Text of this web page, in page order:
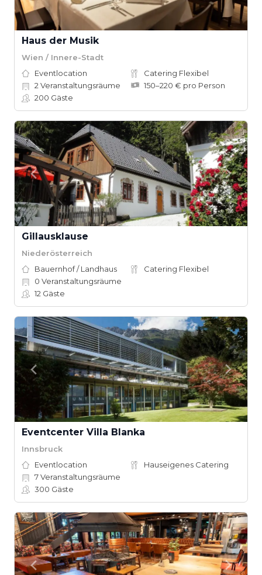
Haus der Musik
Wien / Innere-Stadt
Eventlocation
Catering Flexibel
2 Veranstaltungsräume
150–220 € pro Person
200 Gäste
Gillausklause
Niederösterreich
Bauernhof / Landhaus
Catering Flexibel
0 Veranstaltungsräume
12 Gäste
Eventcenter Villa Blanka
Innsbruck
Eventlocation
Hauseigenes Catering
7Veranstaltungsräume
300 Gäste